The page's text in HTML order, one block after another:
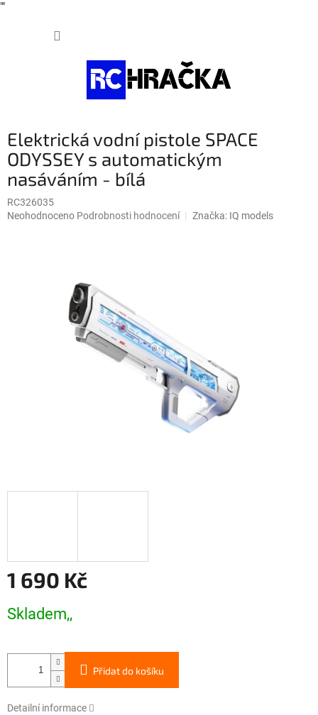
""
Elektrická vodní pistole SPACE
ODYSSEY s automatickým
nasáváním - bílá
RC326035
Průměrné
Neohodnoceno Podrobnosti hodnocení Značka: IQ models
1 690 Kč
cena:
Skladem,,
Přidat do košíku
Detailní informace